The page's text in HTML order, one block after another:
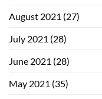
August 2021 (27)
July 2021 (28)
June 2021 (28)
May 2021 (35)